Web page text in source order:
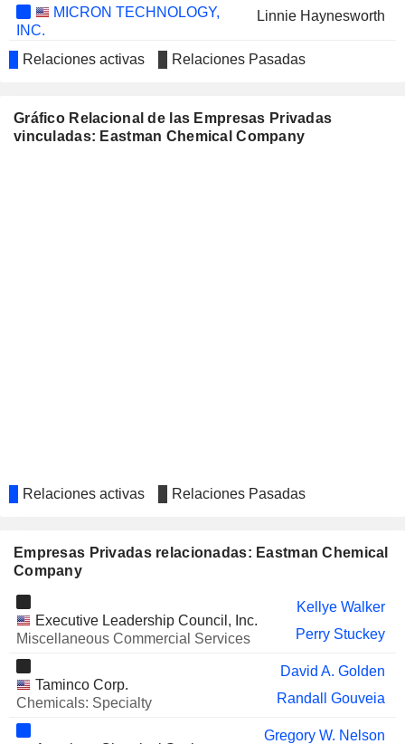
MICRON TECHNOLOGY,
INC.
Linnie Haynesworth
SILGAN HOLDINGS INC.
TRUEBLUE, INC.
Greg Netolicky
INFORMATION SERVICES
GROUP, INC.
Michael Connors
KORDSA TEKNIK TEKSTIL
FUTUREFUEL CORP.
Rose Sparks
H. Jennings
PHILLIPS 66
Vanessa Allen Sutherland
Humberto Alfonso
Relaciones activas Relaciones Pasadas
Gráfico Relacional de las Empresas Privadas
vinculadas: Eastman Chemical Company
Relaciones activas Relaciones Pasadas
Empresas Privadas relacionadas: Eastman Chemical
Company
Executive Leadership Council, Inc.
Miscellaneous Commercial Services
Kellye Walker
Perry Stuckey
Taminco Corp.
Chemicals: Specialty
David A. Golden
Randall Gouveia
Gregory W. Nelson